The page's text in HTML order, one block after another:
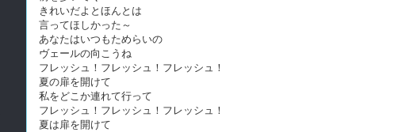
きれいだよとほんとは
言ってほしかった～
あなたはいつもためらいの
ヴェールの向こうね
フレッシュ！フレッシュ！フレッシュ！
夏の扉を開けて
私をどこか連れて行って
フレッシュ！フレッシュ！フレッシュ！
夏は扉を開けて